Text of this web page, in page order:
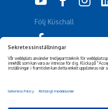
Tillgänglighetsuttalande
Följ Küschall